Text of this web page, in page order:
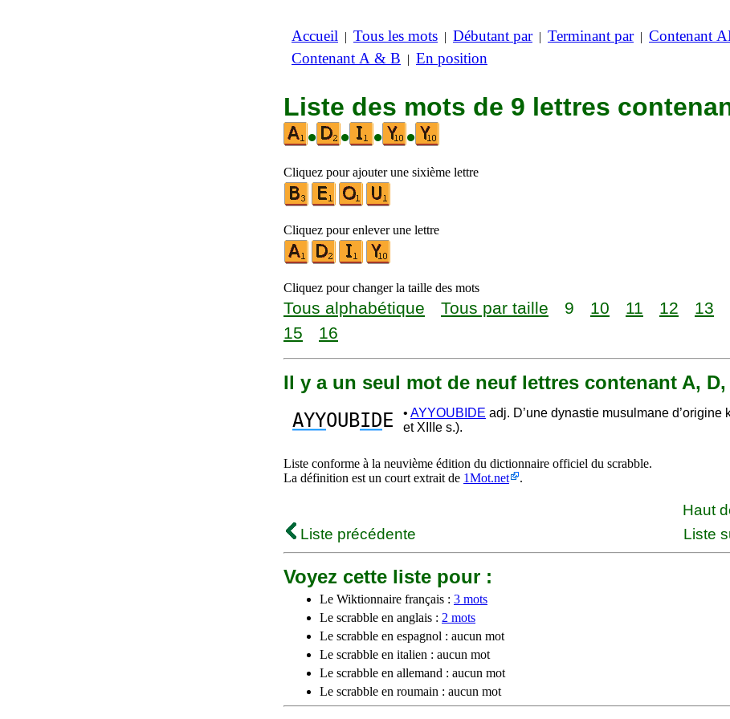
Accueil | Tous les mots | Débutant par| Terminant par| Contenant
Contenant A & B | En position
Liste des mots de 9 lettres
•
• • •
Cliquez pour ajouter une sixième lettre
Cliquez pour enlever une lettre
Cliquez pour changer la taille des mots
Tous alphabétique Tous par taille 9 10 11 12 13
15
16
Il y a un seul mot de neuf lettres contenant A, D,
AYYOUBIDE • AYYOUBIDE adj. D’une dynastie musulmane d’origine
et XIIIe s.).
Liste conforme à la neuvième édition du dictionnaire officiel du scrabble.
La définition est un court extrait de 1Mot.net .
Haut
Liste précédente
Liste
Voyez cette liste pour :
Le Wiktionnaire français : 3 mots
Le scrabble en anglais : 2 mots
Le scrabble en espagnol : aucun mot
Le scrabble en italien : aucun mot
Le scrabble en allemand : aucun mot
Le scrabble en roumain : aucun mot